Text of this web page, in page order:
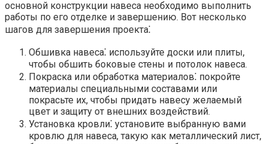
основной конструкции навеса необходимо выполнить
работы по его отделке и завершению. Вот несколько
шагов для завершения проекта⁚
Обшивка навеса⁚ используйте доски или плиты,
чтобы обшить боковые стены и потолок навеса.​
Покраска или обработка материалов⁚ покройте
материалы специальными составами или
покрасьте их, чтобы придать навесу желаемый
цвет и защиту от внешних воздействий.​
Установка кровли⁚ установите выбранную вами
кровлю для навеса, такую как металлический лист,